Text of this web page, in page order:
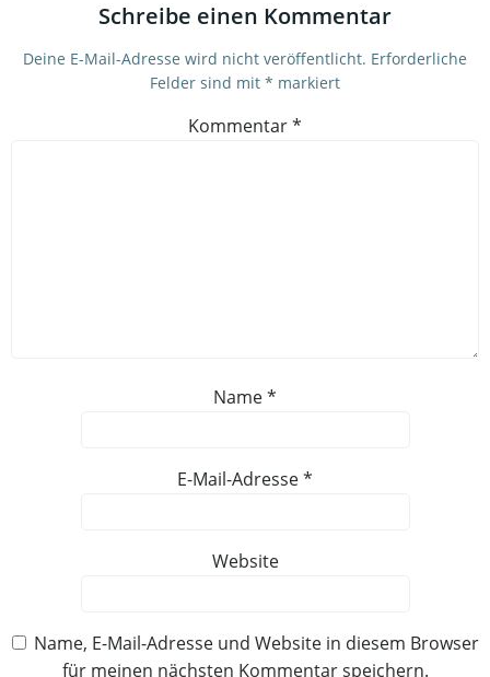
Schreibe einen Kommentar
Deine E-Mail-Adresse wird nicht veröffentlicht. Erforderliche
Felder sind mit * markiert
Kommentar*
Name*
E-Mail-Adresse*
Website
Name, E-Mail-Adresse und Website in diesem Browser
für meinen nächsten Kommentar speichern.